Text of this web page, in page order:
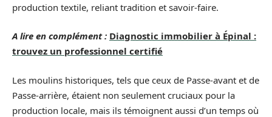
production textile, reliant tradition et savoir-faire.
A lire en complément : Diagnostic immobilier à Épinal :
trouvez un professionnel certifié
Les moulins historiques, tels que ceux de Passe-avant et de
Passe-arrière, étaient non seulement cruciaux pour la
production locale, mais ils témoignent aussi d’un temps où